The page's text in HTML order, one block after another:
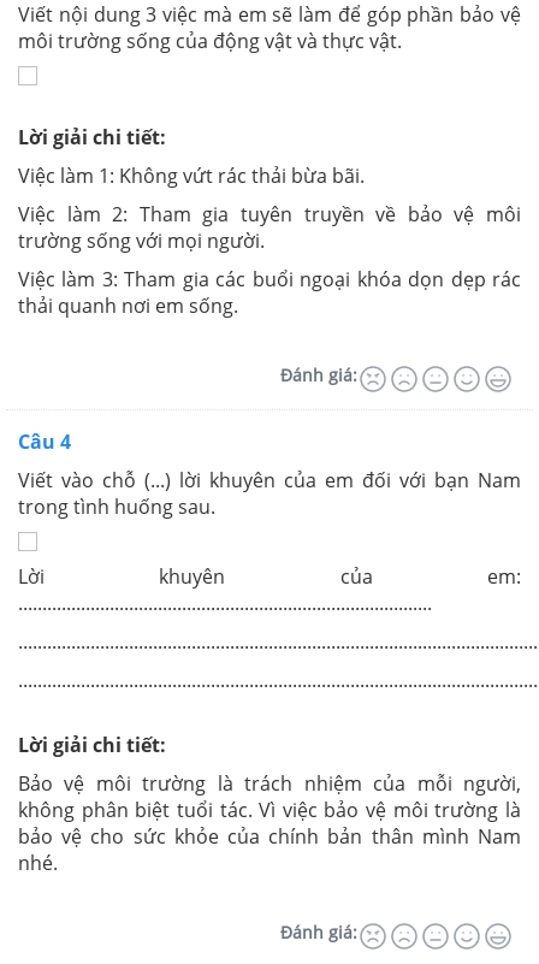
Viết nội dung 3 việc mà em sẽ làm để góp phần bảo vệ
môi trường sống của động vật và thực vật.
Lời giải chi tiết:
Việc làm 1: Không vứt rác thải bừa bãi.
Việc làm 2: Tham gia tuyên truyền về bảo vệ môi
trường sống với mọi người.
Việc làm 3: Tham gia các buổi ngoại khóa dọn dẹp rác
thải quanh nơi em sống.
Đánh giá:
Câu 4
Viết vào chỗ (...) lời khuyên của em đối với bạn Nam
trong tình huống sau.
Lời khuyên của em:
......................................................................................
Lời giải chi tiết:
Bảo vệ môi trường là trách nhiệm của mỗi người,
không phân biệt tuổi tác. Vì việc bảo vệ môi trường là
bảo vệ cho sức khỏe của chính bản thân mình Nam
nhé.
Đánh giá: